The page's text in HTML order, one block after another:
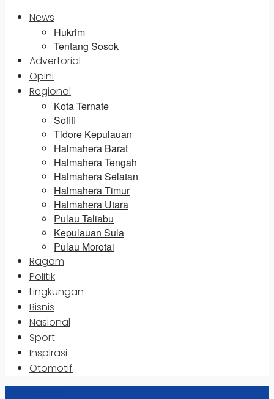
News
Hukrim
Tentang Sosok
Advertorial
Opini
Regional
Kota Ternate
Sofifi
Tidore Kepulauan
Halmahera Barat
Halmahera Tengah
Halmahera Selatan
Halmahera Timur
Halmahera Utara
Pulau Taliabu
Kepulauan Sula
Pulau Morotai
Ragam
Politik
Lingkungan
Bisnis
Nasional
Sport
Inspirasi
Otomotif